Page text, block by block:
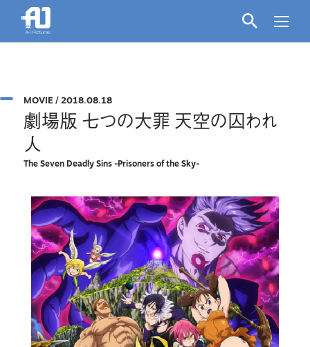
MOVIE/2018.08.18
劇場版 七つの大罪 天空の囚われ
人
The Seven Deadly Sins -Prisoners of the Sky-